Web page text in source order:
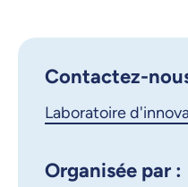
Contactez-
Laboratoire
Organisée par :